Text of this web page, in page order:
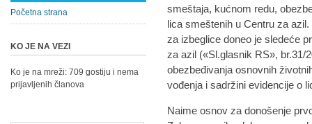
smeštaja, kućnom redu,
lica smeštenih u Centru za
za izbeglice doneo je sledeće
za azil («Sl.glasnik RS», br.31/
obezbeđivanja osnovnih
vođenja i sadržini evidencije o
Naime osnov za donošenje
Početna strana
KO JE NA VEZI
Ko je na mreži: 709 gostiju i nema
prijavljenih članova